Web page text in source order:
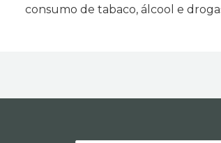
consumo de tabaco, álcool e